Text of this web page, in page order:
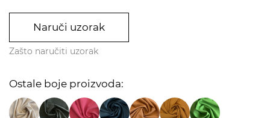
Naruči uzorak
Zašto naručiti uzorak
Ostale boje proizvoda: